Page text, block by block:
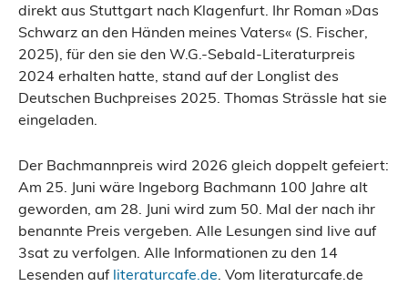
direkt aus Stuttgart nach Klagenfurt. Ihr Roman »Das
Schwarz an den Händen meines Vaters« (S. Fischer,
2025), für den sie den W.G.-Sebald-Literaturpreis
2024 erhalten hatte, stand auf der Longlist des
Deutschen Buchpreises 2025. Thomas Strässle hat sie
eingeladen.
Der Bachmannpreis wird 2026 gleich doppelt gefeiert:
Am 25. Juni wäre Ingeborg Bachmann 100 Jahre alt
geworden, am 28. Juni wird zum 50. Mal der nach ihr
benannte Preis vergeben. Alle Lesungen sind live auf
3sat zu verfolgen. Alle Informationen zu den 14
Lesenden auf literaturcafe.de. Vom literaturcafe.de